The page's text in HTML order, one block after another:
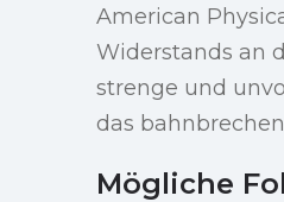
American
Widerstands an
strenge und
das
Mögliche